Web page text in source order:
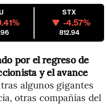
STX
-4.57%
812.94
por el regreso de
y el avance
algunos gigantes
otras compañías del